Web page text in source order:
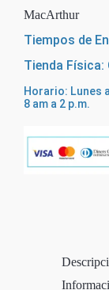
MacArthur
Tiempos de
Tienda
Horario: Lunes
8 am a 2 p.m.